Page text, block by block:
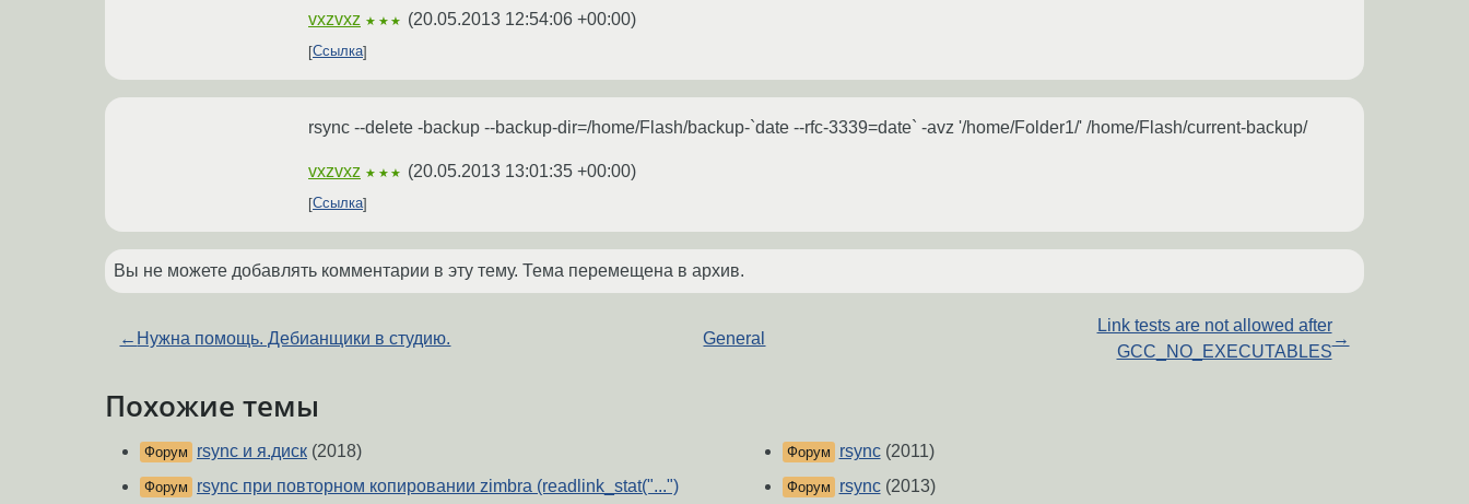
vxzvxz ★★★ (20.05.2013 12:54:06 +00:00)
Ссылка
rsync --delete -backup --backup-dir=/home/Flash/backup-`date --rfc-3339=date` -avz '/home/Folder1/' /home/Flash/current-backup/
vxzvxz ★★★ (20.05.2013 13:01:35 +00:00)
Ссылка
Вы не можете добавлять комментарии в эту тему. Тема перемещена в архив.
← Нужна помощь. Дебианщики в студию. General
Link tests are not allowed after
GCC_NO_EXECUTABLES
→
Похожие темы
Форум rsync и я.диск (2018)
Форум
rsync при повторном копировании zimbra (readlink_stat("...")
Форум rsync(2011)
Форум rsync(2013)